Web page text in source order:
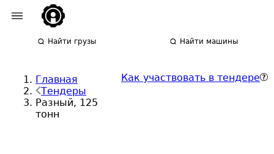
Найти грузы Найти машины
Главная
Тендеры
Разный, 125
тонн
Как участвовать в тендере